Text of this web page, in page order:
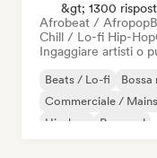
&gt; 1300
Afrobeat / Afropop
Chill / Lo-fi Hip-Hop
Ingaggiare artisti o
Beats / Lo-fi Bossa
Commerciale /
Hip-hop
Pop soul